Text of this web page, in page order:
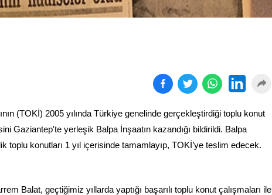
(TOKİ) 2005 yılında Türkiye genelinde gerçekleştirdiği toplu konut
Gaziantep'te yerleşik Balpa İnşaatın kazandığı bildirildi. Balpa
toplu konutları 1 yıl içerisinde tamamlayıp, TOKİ’ye teslim edecek.
Balat, geçtiğimiz yıllarda yaptığı başarılı toplu konut çalışmaları ile